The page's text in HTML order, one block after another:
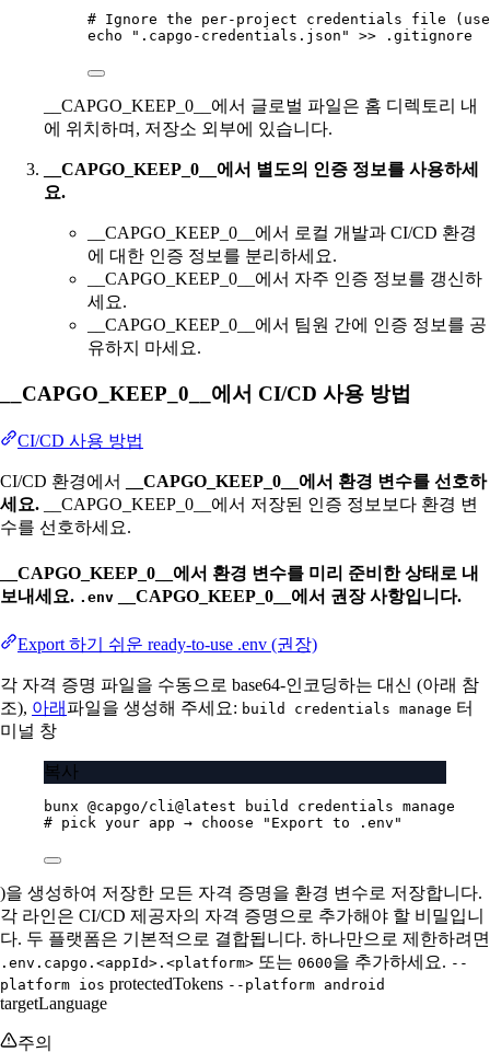
# Ignore the per-project credentials file
echo
".capgo-credentials.json" >> .gitignore
__CAPGO_KEEP_0__에서 글로벌 파일은 홈 디렉토리 내
에 위치하며, 저장소 외부에 있습니다.
__CAPGO_KEEP_0__에서 별도의 인증 정보를 사용하세
요.
__CAPGO_KEEP_0__에서 로컬 개발과 CI/CD 환경
에 대한 인증 정보를 분리하세요.
__CAPGO_KEEP_0__에서 자주 인증 정보를 갱신하
세요.
__CAPGO_KEEP_0__에서 팀원 간에 인증 정보를 공
유하지 마세요.
__CAPGO_KEEP_0__에서 CI/CD 사용 방법
CI/CD 사용 방법
CI/CD 환경에서
__CAPGO_KEEP_0__에서 환경 변수를 선호하
세요. __CAPGO_KEEP_0__에서 저장된 인증 정보보다 환경 변
수를 선호하세요.
__CAPGO_KEEP_0__에서 환경 변수를 미리 준비한 상태로 내
보내세요. .env __CAPGO_KEEP_0__에서 권장 사항입니다.
Export 하기 쉬운 ready-to-use .env (권장)
각 자격 증명 파일을 수동으로 base64-인코딩하는 대신 (아래 참
조), 아래 파일을 생성해 주세요: build credentials manage 터
미널 창
복사
bunx @capgo/cli@latest build credentials manage
# pick your app → choose "Export to .env"
)을 생성하여 저장한 모든 자격 증명을 환경 변수로 저장합니다.
각 라인은 CI/CD 제공자의 자격 증명으로 추가해야 할 비밀입니
다. 두 플랫폼은 기본적으로 결합됩니다. 하나만으로 제한하려면
.env.capgo.<appId>.<platform> 또는 0600을 추가하세요. --
platform ios protectedTokens --platform android
targetLanguage
주의